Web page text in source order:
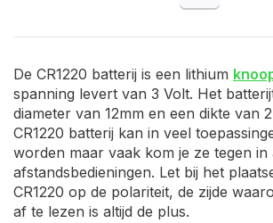
De CR1220 batterij is een lithium
spanning levert van 3 Volt. Het
diameter van 12mm en een dikte van
CR1220 batterij kan in veel
worden maar vaak kom je ze tegen in
afstandsbedieningen. Let bij het
CR1220 op de polariteit, de zijde
af te lezen is altijd de plus.